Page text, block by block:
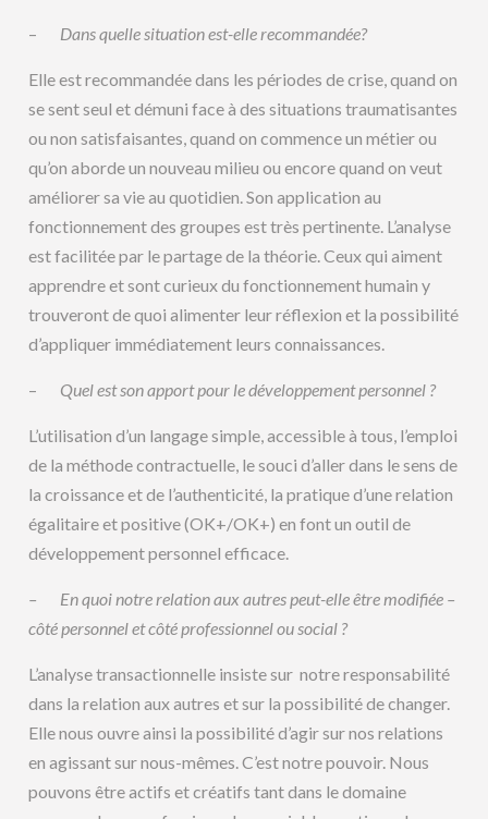
– Dans quelle situation est-elle recommandée?
Elle est recommandée dans les périodes de crise, quand on
se sent seul et démuni face à des situations traumatisantes
ou non satisfaisantes, quand on commence un métier ou
qu’on aborde un nouveau milieu ou encore quand on veut
améliorer sa vie au quotidien. Son application au
fonctionnement des groupes est très pertinente. L’analyse
est facilitée par le partage de la théorie. Ceux qui aiment
apprendre et sont curieux du fonctionnement humain y
trouveront de quoi alimenter leur réflexion et la possibilité
d’appliquer immédiatement leurs connaissances.
– Quel est son apport pour le développement personnel ?
L’utilisation d’un langage simple, accessible à tous, l’emploi
de la méthode contractuelle, le souci d’aller dans le sens de
la croissance et de l’authenticité, la pratique d’une relation
égalitaire et positive (OK+/OK+) en font un outil de
développement personnel efficace.
– En quoi notre relation aux autres peut-elle être modifiée –
côté personnel et côté professionnel ou social ?
L’analyse transactionnelle insiste sur notre responsabilité
dans la relation aux autres et sur la possibilité de changer.
Elle nous ouvre ainsi la possibilité d’agir sur nos relations
en agissant sur nous-mêmes. C’est notre pouvoir. Nous
pouvons être actifs et créatifs tant dans le domaine